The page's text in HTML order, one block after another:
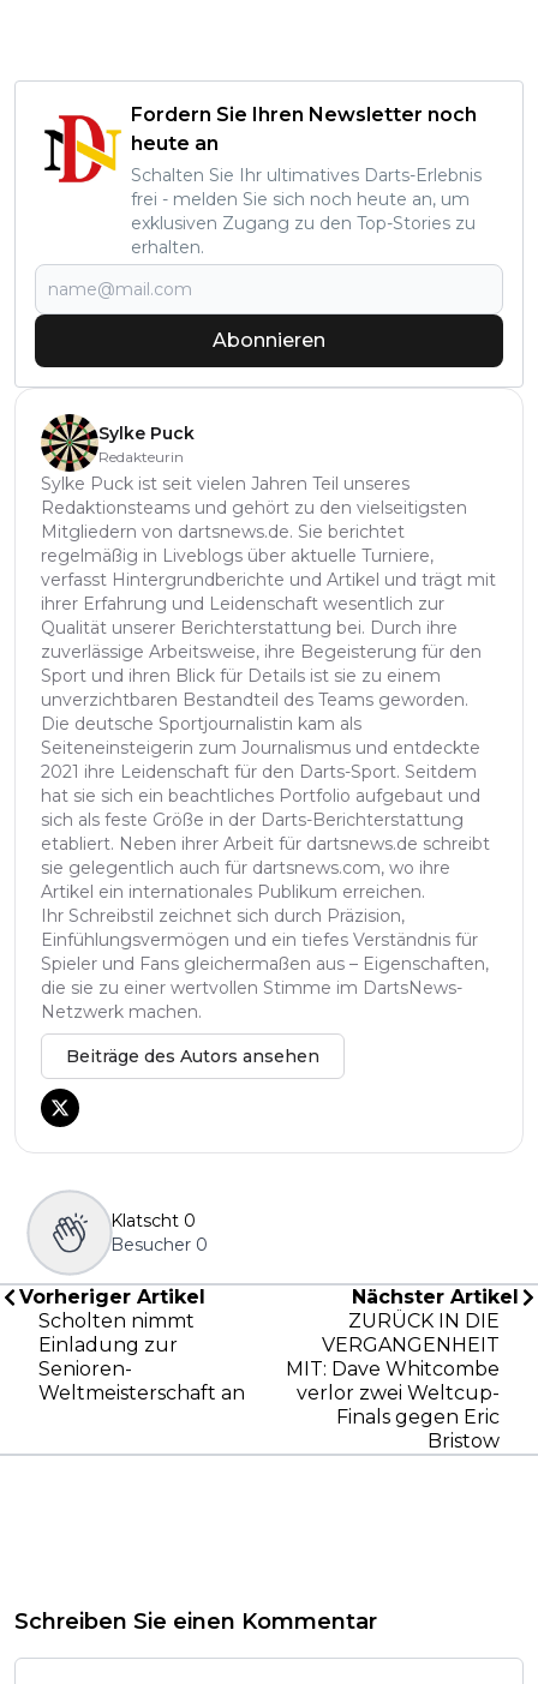
Fordern Sie Ihren Newsletter noch
heute an
Schalten Sie Ihr ultimatives Darts-Erlebnis
frei - melden Sie sich noch heute an, um
exklusiven Zugang zu den Top-Stories zu
erhalten.
Abonnieren
Sylke Puck
Redakteurin
Sylke Puck ist seit vielen Jahren Teil unseres
Redaktionsteams und gehört zu den vielseitigsten
Mitgliedern von dartsnews.de. Sie berichtet
regelmäßig in Liveblogs über aktuelle Turniere,
verfasst Hintergrundberichte und Artikel und trägt mit
ihrer Erfahrung und Leidenschaft wesentlich zur
Qualität unserer Berichterstattung bei. Durch ihre
zuverlässige Arbeitsweise, ihre Begeisterung für den
Sport und ihren Blick für Details ist sie zu einem
unverzichtbaren Bestandteil des Teams geworden.
Die deutsche Sportjournalistin kam als
Seiteneinsteigerin zum Journalismus und entdeckte
2021 ihre Leidenschaft für den Darts-Sport. Seitdem
hat sie sich ein beachtliches Portfolio aufgebaut und
sich als feste Größe in der Darts-Berichterstattung
etabliert. Neben ihrer Arbeit für dartsnews.de schreibt
sie gelegentlich auch für dartsnews.com, wo ihre
Artikel ein internationales Publikum erreichen.
Ihr Schreibstil zeichnet sich durch Präzision,
Einfühlungsvermögen und ein tiefes Verständnis für
Spieler und Fans gleichermaßen aus – Eigenschaften,
die sie zu einer wertvollen Stimme im DartsNews-
Netzwerk machen.
Beiträge des Autors ansehen
Klatscht 0
Besucher 0
Vorheriger Artikel
Scholten nimmt
Einladung zur
Senioren-
Weltmeisterschaft an
Nächster Artikel
ZURÜCK IN DIE
VERGANGENHEIT
MIT: Dave Whitcombe
verlor zwei Weltcup-
Finals gegen Eric
Bristow
Schreiben Sie einen Kommentar